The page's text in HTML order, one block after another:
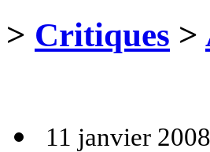
> Critiques >
11 janvier